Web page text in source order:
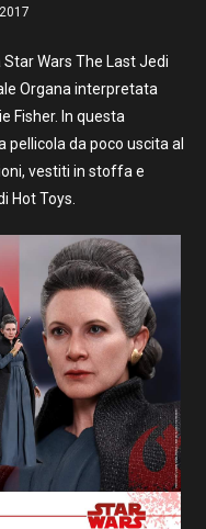
Wars The Last Jedi
Organa interpretata
Fisher. In questa
da poco uscita al
vestiti in stoffa e
Hot Toys.